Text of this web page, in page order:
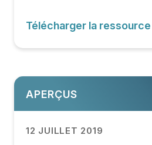
Télécharger la ressource
APERÇUS
12 JUILLET 2019